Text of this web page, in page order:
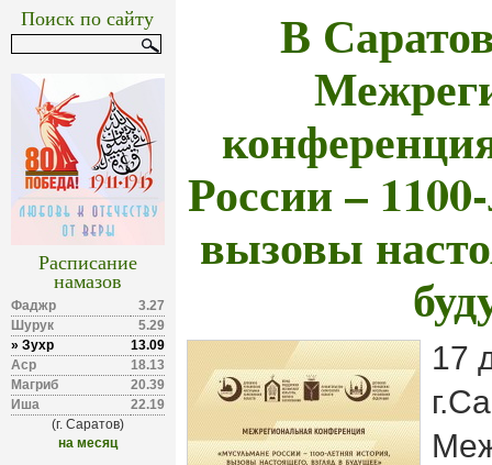
Поиск по сайту
Расписание
намазов
Фаджр
3.27
Шурук
5.29
» Зухр
13.09
Аср
18.13
Магриб
20.39
Иша
22.19
(г. Саратов)
на месяц
В
России –
вызовы
17